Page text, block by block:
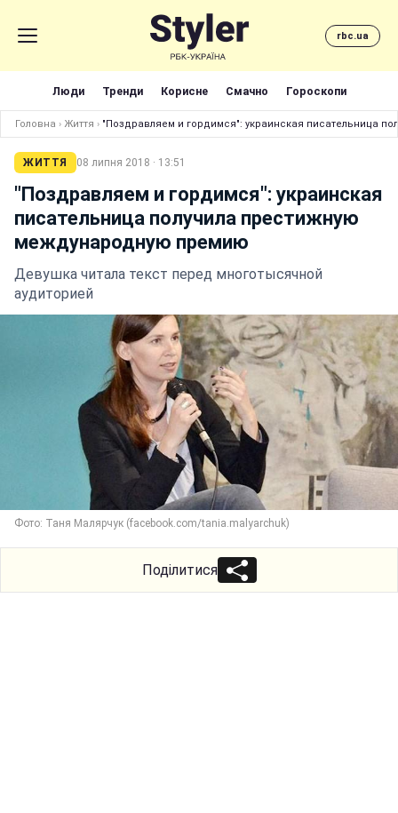
rbc.ua
Люди Тренди Корисне Смачно Гороскопи
Головна › Життя › "Поздравляем и гордимся": украинская писательница
ЖИТТЯ 08 липня 2018 · 13:51
"Поздравляем и гордимся": украинская
писательница получила престижную
международную премию
Девушка читала текст перед многотысячной
аудиторией
Фото: Таня Малярчук (facebook.com/tania.malyarchuk)
Поділитися